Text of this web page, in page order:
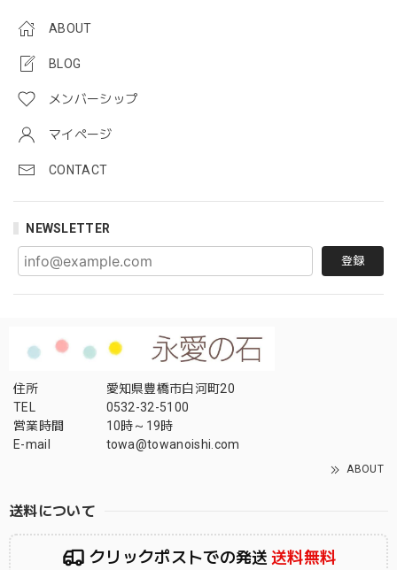
ABOUT
BLOG
メンバーシップ
マイページ
CONTACT
NEWSLETTER
登録
住所
愛知県豊橋市白河町20
TEL
0532-32-5100
営業時間
10時～19時
E-mail
towa@towanoishi.com
ABOUT
送料について
クリックポストでの発送 送料無料